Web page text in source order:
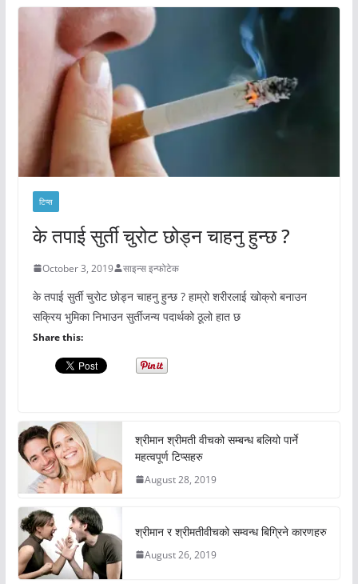
टिप्स
के तपाई सुर्ती चुरोट छोड्न चाहनु हुन्छ ?
October 3, 2019 साइन्स इन्फोटेक
के तपाई सुर्ती चुरोट छोड्न चाहनु हुन्छ ? हाम्रो शरीरलाई खोक्रो बनाउन
सक्रिय भुमिका निभाउन सुर्तीजन्य पदार्थको ठूलो हात छ
Share this:
श्रीमान श्रीमती वीचको सम्बन्ध बलियो पार्ने
महत्वपूर्ण टिप्सहरु
August 28, 2019
श्रीमान र श्रीमतीवीचको सम्वन्ध बिग्रिने कारणहरु
August 26, 2019